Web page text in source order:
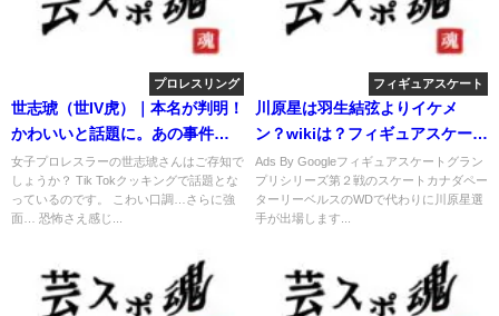
プロレスリング
世志琥（世IV虎）｜本名が判明！
かわいいと話題に。あの事件は
悪くない
女子プロレスラーの世志琥さんはご存知で
しょうか？ Tik Tokクッキングで話題とな
っているのです。 こわい口調…さらに強
面… 恐怖さえ感じ...
フィギュアスケート
川原星は羽生結弦よりイケメ
ン？wikiは？フィギュアスケート
画像！
Ads By Googleフィギュアスケートグラン
プリシリーズ第２戦のスケートカナダペー
ターリーベルスのWDで代わりに川原星選
手が出場します...